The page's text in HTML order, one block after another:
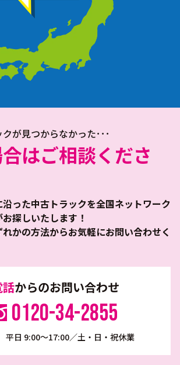
が見つからなかった･･･
はご相談くださ
った中古トラックを全国ネットワーク
探しいたします！
かの方法からお気軽にお問い合わせく
話からのお問い合わせ
0120-34-2855
日 9:00～17:00／土・日・祝休業